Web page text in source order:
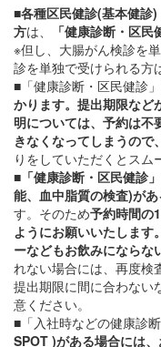
■各種区民健診(基本健診
方は、 「健康診断・区民
※但し、大腸がん検診を
診を単独で受けられる方
■「健康診断・区民健診」
かります。提出期限など
明については、予約は不
きなくなってしまうので
りをしていただくとスム
■ 「健康診断・区民健診
能、血中脂質の検査)が
す。そのため予約時間の
ようにお願いいたします
ーなどもお飲みにならな
れない場合には、再度検
提出期限に間に合わない
意ください。
■「入社時などの健康診
SPOT )がある場合には